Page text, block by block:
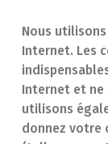
Nous
Internet. Les
Internet et ne
utilisons
donnez votre
Trouver
pharmacie
Notre